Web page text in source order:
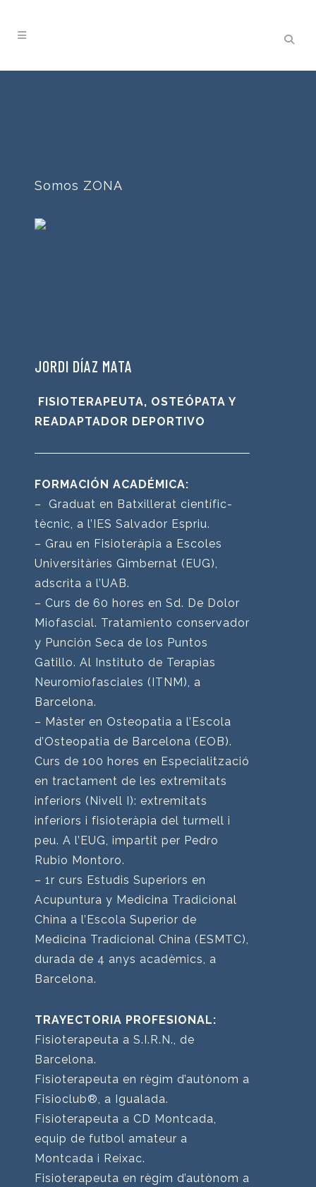
Somos ZONA
JORDI DÍAZ MATA
FISIOTERAPEUTA, OSTEÓPATA Y
READAPTADOR DEPORTIVO
FORMACIÓN ACADÉMICA:
– Graduat en Batxillerat científic-
tècnic, a l’IES Salvador Espriu.
– Grau en Fisioteràpia a Escoles
Universitàries Gimbernat (EUG),
adscrita a l’UAB.
– Curs de 60 hores en Sd. De Dolor
Miofascial. Tratamiento conservador
y Punción Seca de los Puntos
Gatillo. Al Instituto de Terapias
Neuromiofasciales (ITNM), a
Barcelona.
– Màster en Osteopatia a l’Escola
d’Osteopatia de Barcelona (EOB).
Curs de 100 hores en Especialització
en tractament de les extremitats
inferiors (Nivell I): extremitats
inferiors i fisioteràpia del turmell i
peu. A l’EUG, impartit per Pedro
Rubio Montoro.
– 1r curs Estudis Superiors en
Acupuntura y Medicina Tradicional
China a l’Escola Superior de
Medicina Tradicional China (ESMTC),
durada de 4 anys acadèmics, a
Barcelona.
TRAYECTORIA PROFESIONAL:
Fisioterapeuta a S.I.R.N., de
Barcelona.
Fisioterapeuta en règim d’autònom a
Fisioclub®, a Igualada.
Fisioterapeuta a CD Montcada,
equip de futbol amateur a
Montcada i Reixac.
Fisioterapeuta en règim d’autònom a